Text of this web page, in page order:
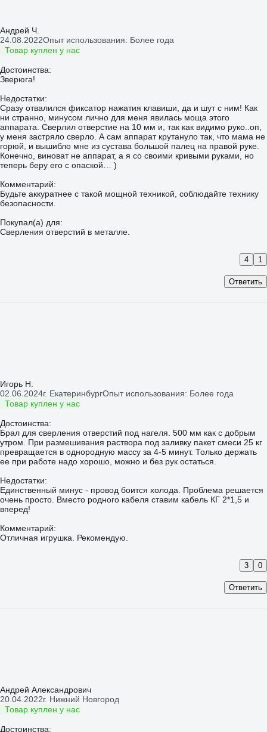
Андрей Ч.
24.08.2022Опыт использования: Более года
Товар куплен у нас
Достоинства:
Зверюга!
Недостатки:
Сразу отвалился фиксатор нажатия клавиши, да и шут с ним! Как
ни странно, минусом лично для меня явилась моща этого
аппарата. Сверлил отверстие на 10 мм и, так как видимо руко..оп,
у меня застряло сверло. А сам аппарат крутануло так, что мама не
горюй, и вышибло мне из сустава большой палец на правой руке.
Конечно, виноват не аппарат, а я со своими кривыми руками, но
теперь беру его с опаской… )
Комментарий:
Будьте аккуратнее с такой мощной техникой, соблюдайте технику
безопасности.
Покупал(а) для:
Сверления отверстий в металле.
Ответить
4 1
Игорь Н.
02.06.2024г. ЕкатеринбургОпыт использования: Более года
Товар куплен у нас
Достоинства:
Брал для сверления отверстий под нагеля. 500 мм как с добрым
утром. При размешивания раствора под заливку пакет смеси 25 кг
превращается в однородную массу за 4-5 минут. Только держать
ее при работе надо хорошо, можно и без рук остаться.
Недостатки:
Единственный минус - провод боится холода. Проблема решается
очень просто. Вместо родного кабеля ставим кабель КГ 2*1,5 и
вперед!
Комментарий:
Отличная игрушка. Рекомендую.
Ответить
3 0
Андрей Александрович
20.04.2022г. Нижний Новгород
Товар куплен у нас
Достоинства: